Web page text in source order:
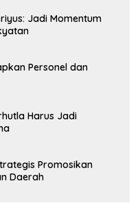
Jadi Momentum
Personel dan
Harus Jadi
Promosikan
Daerah